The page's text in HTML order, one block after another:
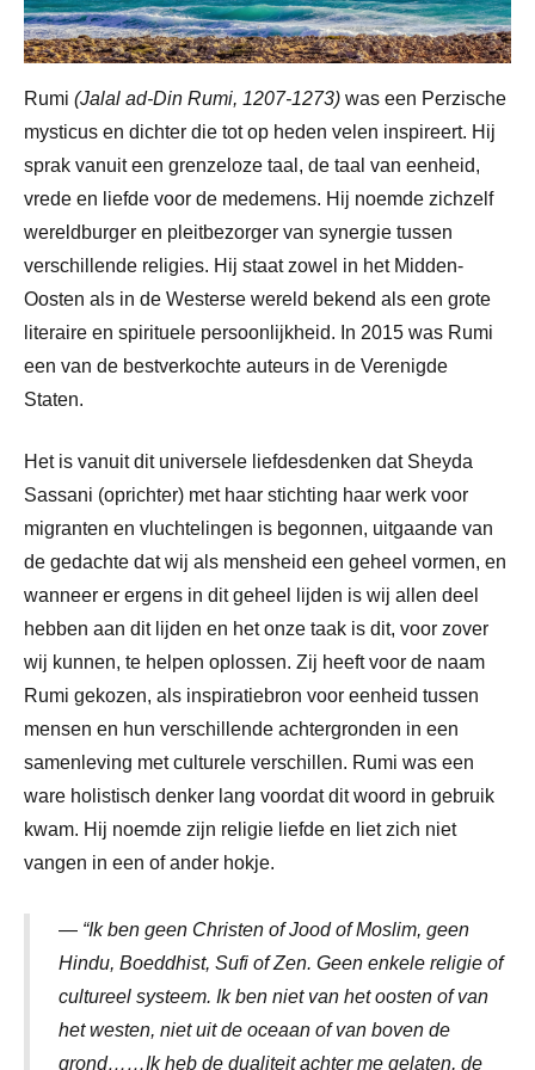
Rumi (Jalal ad-Din Rumi, 1207-1273) was een Perzische
mysticus en dichter die tot op heden velen inspireert. Hij
sprak vanuit een grenzeloze taal, de taal van eenheid,
vrede en liefde voor de medemens. Hij noemde zichzelf
wereldburger en pleitbezorger van synergie tussen
verschillende religies. Hij staat zowel in het Midden-
Oosten als in de Westerse wereld bekend als een grote
literaire en spirituele persoonlijkheid. In 2015 was Rumi
een van de bestverkochte auteurs in de Verenigde
Staten.
Het is vanuit dit universele liefdesdenken dat Sheyda
Sassani (oprichter) met haar stichting haar werk voor
migranten en vluchtelingen is begonnen, uitgaande van
de gedachte dat wij als mensheid een geheel vormen, en
wanneer er ergens in dit geheel lijden is wij allen deel
hebben aan dit lijden en het onze taak is dit, voor zover
wij kunnen, te helpen oplossen. Zij heeft voor de naam
Rumi gekozen, als inspiratiebron voor eenheid tussen
mensen en hun verschillende achtergronden in een
samenleving met culturele verschillen. Rumi was een
ware holistisch denker lang voordat dit woord in gebruik
kwam. Hij noemde zijn religie liefde en liet zich niet
vangen in een of ander hokje.
“Ik ben geen Christen of Jood of Moslim, geen
Hindu, Boeddhist, Sufi of Zen. Geen enkele religie of
cultureel systeem. Ik ben niet van het oosten of van
het westen, niet uit de oceaan of van boven de
grond……Ik heb de dualiteit achter me gelaten, de